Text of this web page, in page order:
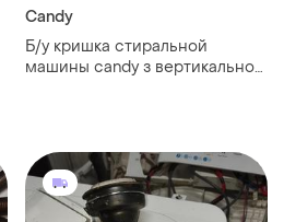
Candy
Б/у кришка стиральной
машины candy з вертикальной